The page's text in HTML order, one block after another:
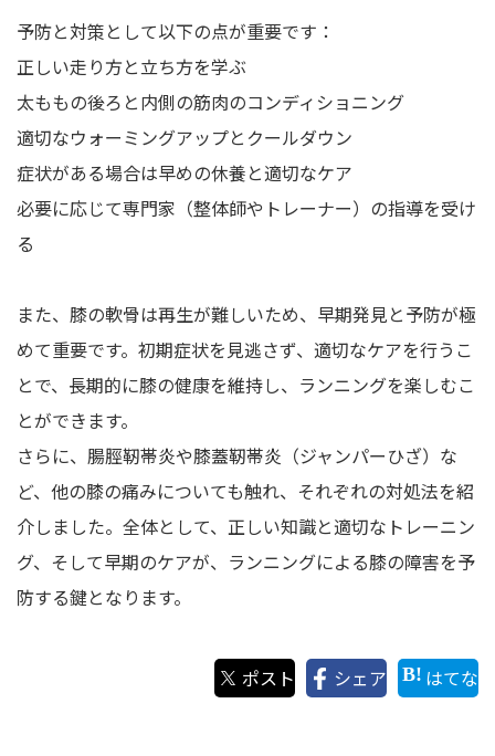
予防と対策として以下の点が重要です：
正しい走り方と立ち方を学ぶ
太ももの後ろと内側の筋肉のコンディショニング
適切なウォーミングアップとクールダウン
症状がある場合は早めの休養と適切なケア
必要に応じて専門家（整体師やトレーナー）の指導を受け
る
また、膝の軟骨は再生が難しいため、早期発見と予防が極
めて重要です。初期症状を見逃さず、適切なケアを行うこ
とで、長期的に膝の健康を維持し、ランニングを楽しむこ
とができます。
さらに、腸脛靭帯炎や膝蓋靭帯炎（ジャンパーひざ）な
ど、他の膝の痛みについても触れ、それぞれの対処法を紹
介しました。全体として、正しい知識と適切なトレーニン
グ、そして早期のケアが、ランニングによる膝の障害を予
防する鍵となります。
ポスト シェア はてな